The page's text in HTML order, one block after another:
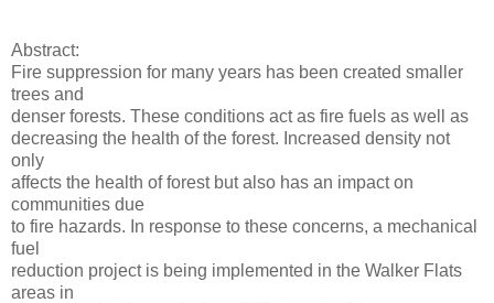
Abstract:
Fire suppression for many years has been created smaller
trees and
denser forests. These conditions act as fire fuels as well as
decreasing the health of the forest. Increased density not
only
affects the health of forest but also has an impact on
communities due
to fire hazards. In response to these concerns, a mechanical
fuel
reduction project is being implemented in the Walker Flats
areas in